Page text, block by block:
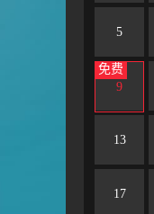
5
免费
9
13
17